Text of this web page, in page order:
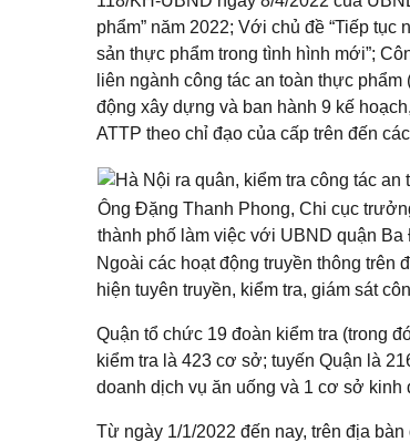
phẩm” năm 2022; Với chủ đề “Tiếp
sản thực phẩm trong tình hình mới”;
liên ngành công tác an toàn thực
động xây dựng và ban hành 9 kế
ATTP theo chỉ đạo của cấp trên đến
Ông Đặng Thanh Phong, Chi cục
thành phố làm việc với UBND quận Ba
Ngoài các hoạt động truyền thông trên
hiện tuyên truyền, kiểm tra, giám sát
Quận tổ chức 19 đoàn kiểm tra (trong
kiểm tra là 423 cơ sở; tuyến Quận là
doanh dịch vụ ăn uống và 1 cơ sở
Từ ngày 1/1/2022 đến nay, trên địa